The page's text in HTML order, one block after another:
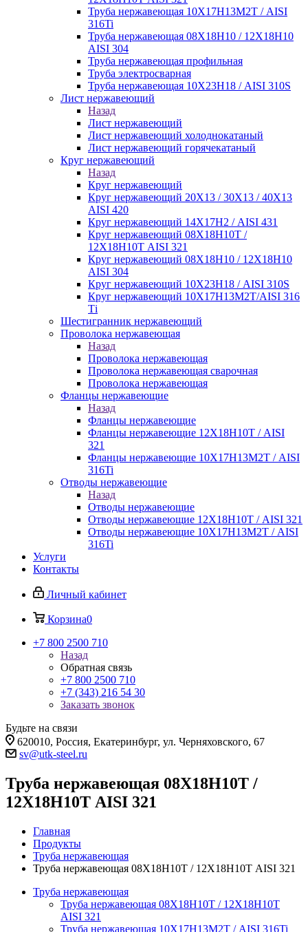
Труба нержавеющая 10Х17Н13М2Т / AISI
316Ti
Труба нержавеющая 08Х18Н10 / 12Х18Н10
AISI 304
Труба нержавеющая профильная
Труба электросварная
Труба нержавеющая 10Х23Н18 / AISI 310S
Лист нержавеющий
Назад
Лист нержавеющий
Лист нержавеющий холоднокатаный
Лист нержавеющий горячекатаный
Круг нержавеющий
Назад
Круг нержавеющий
Круг нержавеющий 20Х13 / 30Х13 / 40Х13
AISI 420
Круг нержавеющий 14Х17Н2 / AISI 431
Круг нержавеющий 08Х18Н10Т /
12Х18Н10Т AISI 321
Круг нержавеющий 08Х18Н10 / 12Х18Н10
AISI 304
Круг нержавеющий 10Х23Н18 / AISI 310S
Круг нержавеющий 10Х17Н13М2Т/AISI 316
Тi
Шестигранник нержавеющий
Проволока нержавеющая
Назад
Проволока нержавеющая
Проволока нержавеющая сварочная
Проволока нержавеющая
Фланцы нержавеющие
Назад
Фланцы нержавеющие
Фланцы нержавеющие 12Х18Н10Т / AISI
321
Фланцы нержавеющие 10Х17Н13М2Т / AISI
316Ti
Отводы нержавеющие
Назад
Отводы нержавеющие
Отводы нержавеющие 12Х18Н10Т / AISI 321
Отводы нержавеющие 10Х17Н13М2Т / AISI
316Ti
Услуги
Контакты
Личный кабинет
Корзина0
+7 800 2500 710
Назад
Обратная связь
+7 800 2500 710
+7 (343) 216 54 30
Заказать звонок
Будьте на связи
620010, Россия, Екатеринбург, ул. Черняховского, 67
sv@utk-steel.ru
Труба нержавеющая 08Х18Н10Т /
12Х18Н10Т AISI 321
Главная
Продукты
Труба нержавеющая
Труба нержавеющая 08Х18Н10Т / 12Х18Н10Т AISI 321
Труба нержавеющая
Труба нержавеющая 08Х18Н10Т / 12Х18Н10Т
AISI 321
Труба нержавеющая 10Х17Н13М2Т / AISI 316Ti